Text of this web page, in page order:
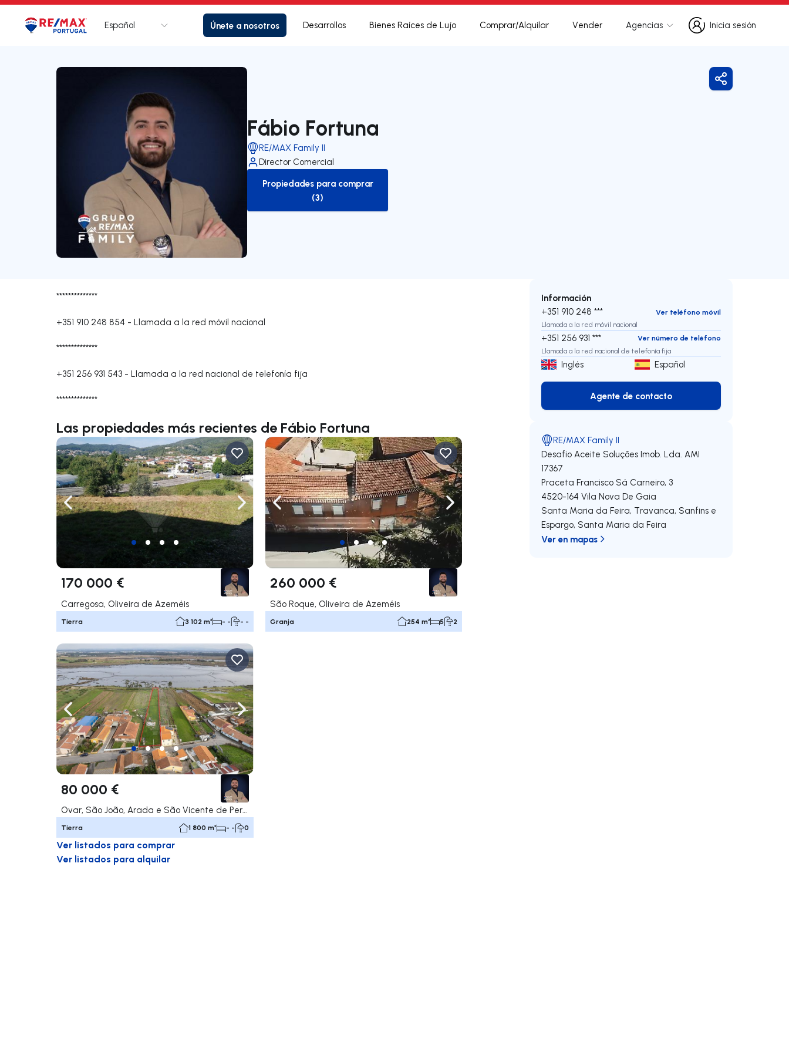
LogotipoIr a la página de inicio
Español Únete a nosotros Desarrollos Bienes Raíces de Lujo Comprar/Alquilar Vender Agencias
Inicia sesión
Inicia sesión
Fábio Fortuna
RE/MAX Family II
Director Comercial
to-buy-listing
Propiedades para comprar
(3)
Compartir
**************
+351 910 248 854 - Llamada a la red móvil nacional
**************
+351 256 931 543 - Llamada a la red nacional de telefonía fija
**************
Las propiedades más recientes de Fábio Fortuna
Navega a la izquierda Navegar a la derecha
170 000 €
Carregosa, Oliveira de Azeméis
Tierra 3 102 m² - - - -
Navega a la izquierda Navegar a la derecha
260 000 €
São Roque, Oliveira de Azeméis
Granja 254 m² 5 2
Navega a la izquierda Navegar a la derecha
80 000 €
Ovar, São João, Arada e São Vicente de Pereira Jusã, Ovar
Tierra 1 800 m² - - 0
Ver listados para comprar
Ver listados para alquilar
Información
+351 910 248 ***
Ver teléfono móvil
Llamada a la red móvil nacional
+351 256 931 ***
Ver número de teléfono
Llamada a la red nacional de telefonía fija
Inglés Español
Agente de contacto
Agente de contacto
RE/MAX Family II
Desafio Aceite Soluções Imob. Lda. AMI
17367
Praceta Francisco Sá Carneiro, 3
4520-164 Vila Nova De Gaia
Santa Maria da Feira, Travanca, Sanfins e
Espargo, Santa Maria da Feira
Ver en mapas